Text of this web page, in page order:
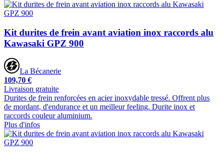
Kit durites de frein avant aviation inox raccords alu
Kawasaki GPZ 900
La Bécanerie
109,70 €
Livraison gratuite
Durites de frein renforcées en acier inoxydable tressé. Offrent plus
de mordant, d'endurance et un meilleur feeling. Durite inox et
raccords couleur aluminium.
Plus d'infos